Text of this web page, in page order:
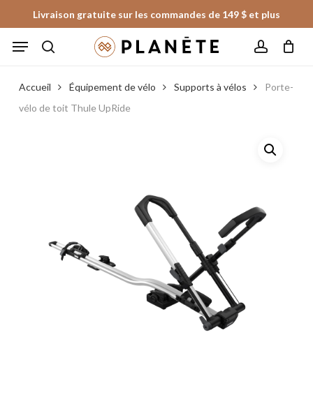
to
main
Livraison gratuite sur les commandes de 149 $ et plus
Menu
Fermer
le
panier
Accueil Équipement de vélo Supports à vélos
Porte-
vélo de toit Thule UpRide